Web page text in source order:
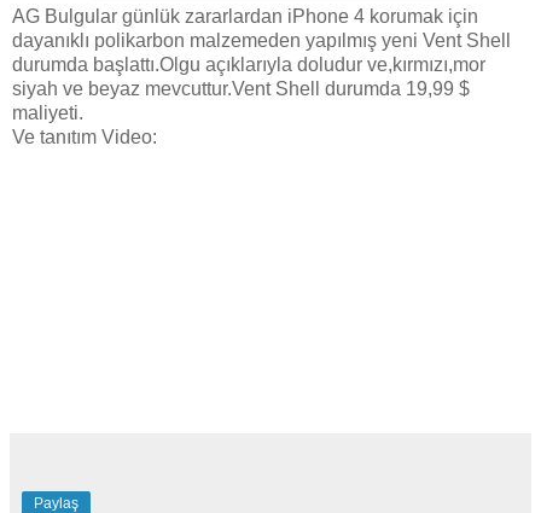
AG Bulgular günlük zararlardan iPhone 4 korumak için
dayanıklı polikarbon malzemeden yapılmış yeni Vent Shell
durumda başlattı.Olgu açıklarıyla doludur ve,kırmızı,mor
siyah ve beyaz mevcuttur.Vent Shell durumda 19,99 $
maliyeti.
Ve tanıtım Video:
Paylaş